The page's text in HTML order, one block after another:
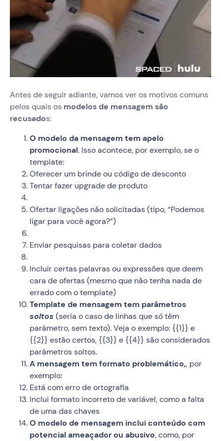
Antes de seguir adiante, vamos ver os motivos comuns
pelos quais os modelos de mensagem são
recusados:
O modelo da mensagem tem apelo
promocional. Isso acontece, por exemplo, se o
template:
Oferecer um brinde ou código de desconto
Tentar fazer upgrade de produto
Ofertar ligações não solicitadas (tipo, “Podemos
ligar para você agora?”)
Enviar pesquisas para coletar dados
Incluir certas palavras ou expressões que deem
cara de ofertas (mesmo que não tenha nada de
errado com o template)
Template de mensagem tem parâmetros
soltos (seria o caso de linhas que só têm
parâmetro, sem texto). Veja o exemplo: {{1}} e
{{2}} estão certos, {{3}} e {{4}} são considerados
parâmetros soltos.
A mensagem tem formato problemático,, por
exemplo:
Está com erro de ortografia
Inclui formato incorreto de variável, como a falta
de uma das chaves
O modelo de mensagem inclui conteúdo com
potencial ameaçador ou abusivo, como, por